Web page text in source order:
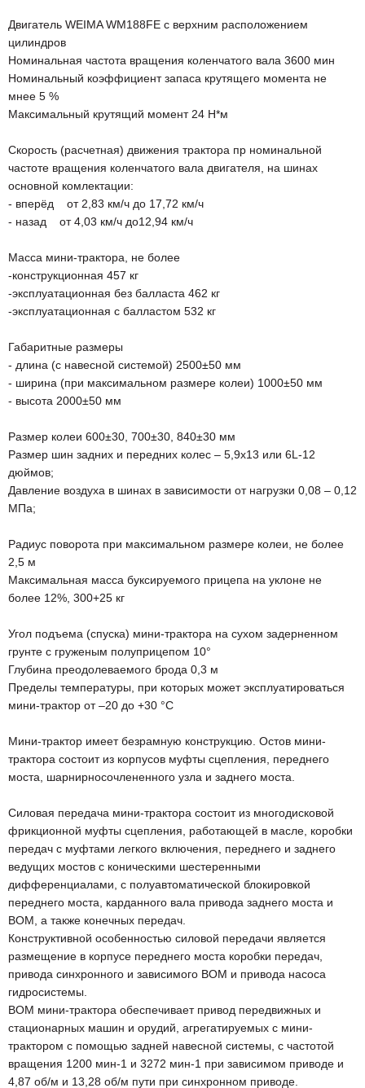
Двигатель WEIMA WM188FE с верхним расположением
цилиндров
Номинальная частота вращения коленчатого вала 3600 мин
Номинальный коэффициент запаса крутящего момента не
мнее 5 %
Максимальный крутящий момент 24 Н*м
Скорость (расчетная) движения трактора пр номинальной
частоте вращения коленчатого вала двигателя, на шинах
основной комлектации:
- вперёд от 2,83 км/ч до 17,72 км/ч
- назад от 4,03 км/ч до12,94 км/ч
Масса мини-трактора, не более
-конструкционная 457 кг
-эксплуатационная без балласта 462 кг
-эксплуатационная с балластом 532 кг
Габаритные размеры
- длина (с навесной системой) 2500±50 мм
- ширина (при максимальном размере колеи) 1000±50 мм
- высота 2000±50 мм
Размер колеи 600±30, 700±30, 840±30 мм
Размер шин задних и передних колес – 5,9х13 или 6L-12
дюймов;
Давление воздуха в шинах в зависимости от нагрузки 0,08 – 0,12
МПа;
Радиус поворота при максимальном размере колеи, не более
2,5 м
Максимальная масса буксируемого прицепа на уклоне не
более 12%, 300+25 кг
Угол подъема (спуска) мини-трактора на сухом задерненном
грунте с груженым полуприцепом 10°
Глубина преодолеваемого брода 0,3 м
Пределы температуры, при которых может эксплуатироваться
мини-трактор от –20 до +30 °С
Мини-трактор имеет безрамную конструкцию. Остов мини-
трактора состоит из корпусов муфты сцепления, переднего
моста, шарнирносочлененного узла и заднего моста.
Силовая передача мини-трактора состоит из многодисковой
фрикционной муфты сцепления, работающей в масле, коробки
передач с муфтами легкого включения, переднего и заднего
ведущих мостов с коническими шестеренными
дифференциалами, с полуавтоматической блокировкой
переднего моста, карданного вала привода заднего моста и
ВОМ, а также конечных передач.
Конструктивной особенностью силовой передачи является
размещение в корпусе переднего моста коробки передач,
привода синхронного и зависимого ВОМ и привода насоса
гидросистемы.
ВОМ мини-трактора обеспечивает привод передвижных и
стационарных машин и орудий, агрегатируемых с мини-
трактором с помощью задней навесной системы, с частотой
вращения 1200 мин-1 и 3272 мин-1 при зависимом приводе и
4,87 об/м и 13,28 об/м пути при синхронном приводе.